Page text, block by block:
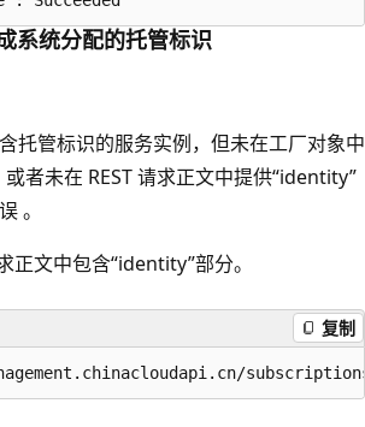
系统分配的托管标识
托管标识的服务实例，但未在工厂对象中
者未在 REST 请求正文中提供“identity”
。
正文中包含“identity”部分。
复制